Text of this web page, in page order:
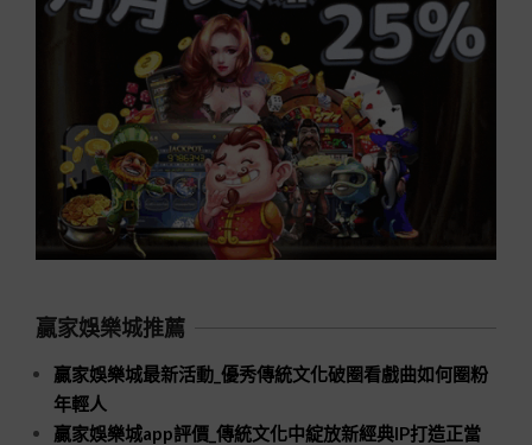
贏家娛樂城推薦
贏家娛樂城最新活動_優秀傳統文化破圈看戲曲如何圈粉
年輕人
贏家娛樂城app評價_傳統文化中綻放新經典IP打造正當